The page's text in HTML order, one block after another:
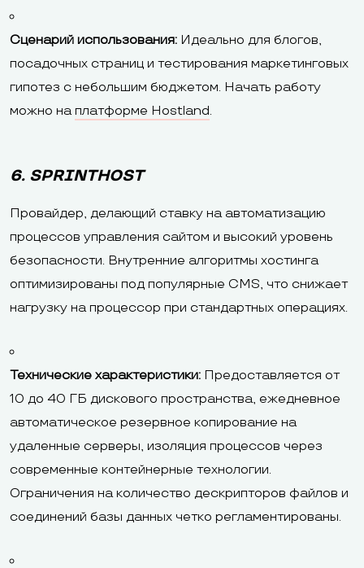
Сценарий использования: Идеально для блогов,
посадочных страниц и тестирования маркетинговых
гипотез с небольшим бюджетом. Начать работу
можно наплатформе Hostland.
6. SPRINTHOST
Провайдер, делающий ставку на автоматизацию
процессов управления сайтом и высокий уровень
безопасности. Внутренние алгоритмы хостинга
оптимизированы под популярные CMS, что снижает
нагрузку на процессор при стандартных операциях.
Технические характеристики: Предоставляется от
10 до 40 ГБ дискового пространства, ежедневное
автоматическое резервное копирование на
удаленные серверы, изоляция процессов через
современные контейнерные технологии.
Ограничения на количество дескрипторов файлов и
соединений базы данных четко регламентированы.